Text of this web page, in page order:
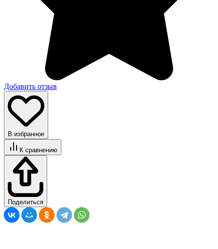
Добавить отзыв
В избранное
К сравнению
Поделиться